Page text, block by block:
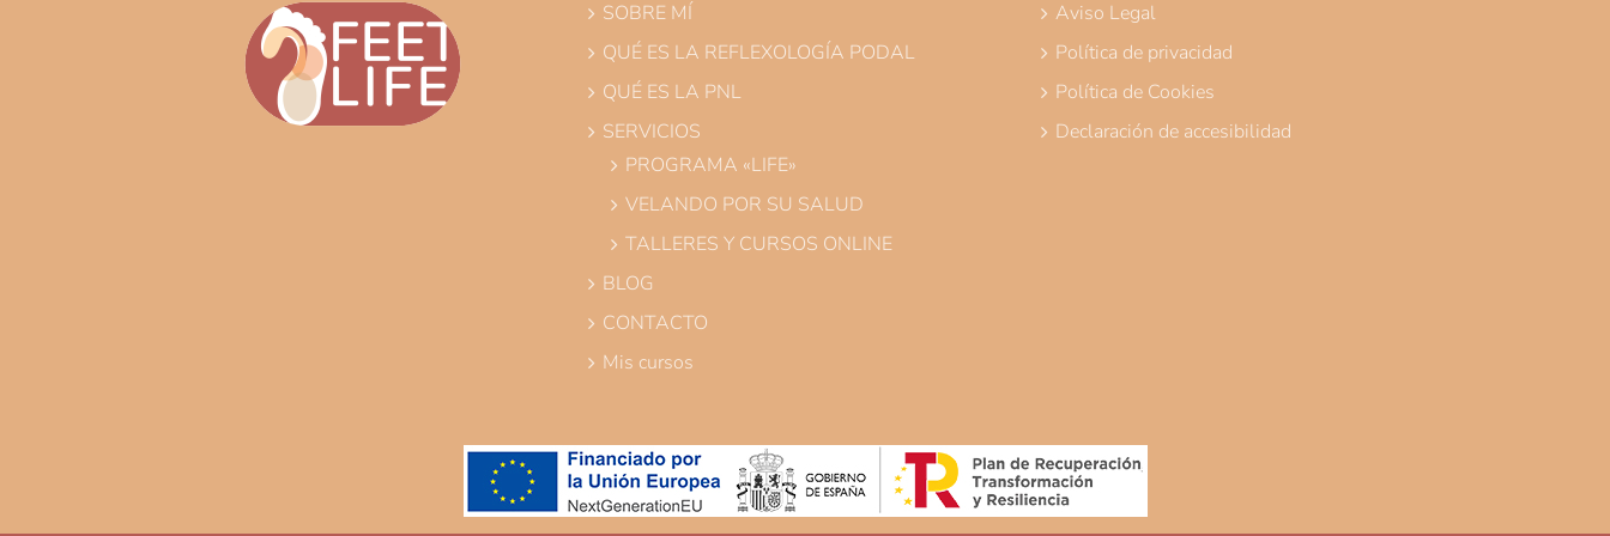
SOBRE MÍ
QUÉ ES LA REFLEXOLOGÍA PODAL
QUÉ ES LA PNL
SERVICIOS
PROGRAMA «LIFE»
VELANDO POR SU SALUD
TALLERES Y CURSOS ONLINE
BLOG
CONTACTO
Mis cursos
Aviso Legal
Política de privacidad
Política de Cookies
Declaración de accesibilidad